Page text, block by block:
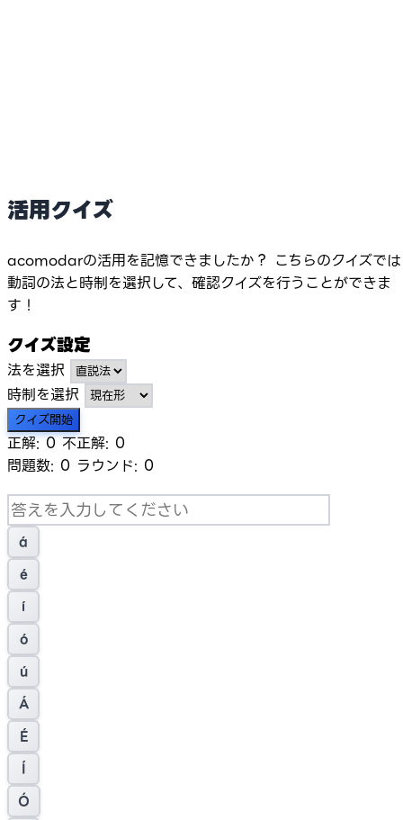
活用クイズ
acomodarの活用を記憶できましたか？ こちらのクイズでは
動詞の法と時制を選択して、確認クイズを行うことができま
す！
クイズ設定
法を選択
時制を選択
クイズ開始
正解:0 不正解: 0
問題数: 0 ラウンド: 0
á
é
í
ó
ú
Á
É
Í
Ó